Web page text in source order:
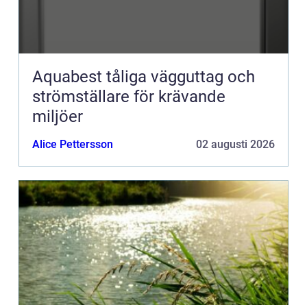
Aquabest tåliga vägguttag och
strömställare för krävande
miljöer
Alice Pettersson 02 augusti 2026